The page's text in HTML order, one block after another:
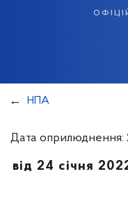
НПА
Дата оприлюднення:
від 24 січня